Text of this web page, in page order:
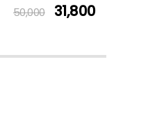
50,000 31,800